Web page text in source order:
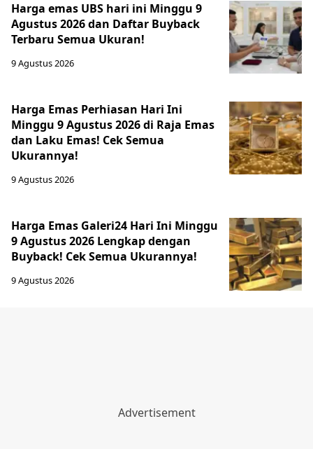
Harga emas UBS hari ini Minggu 9
Agustus 2026 dan Daftar Buyback
Terbaru Semua Ukuran!
9 Agustus 2026
Harga Emas Perhiasan Hari Ini
Minggu 9 Agustus 2026 di Raja Emas
dan Laku Emas! Cek Semua
Ukurannya!
9 Agustus 2026
Harga Emas Galeri24 Hari Ini Minggu
9 Agustus 2026 Lengkap dengan
Buyback! Cek Semua Ukurannya!
9 Agustus 2026